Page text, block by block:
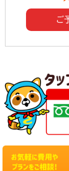
ご